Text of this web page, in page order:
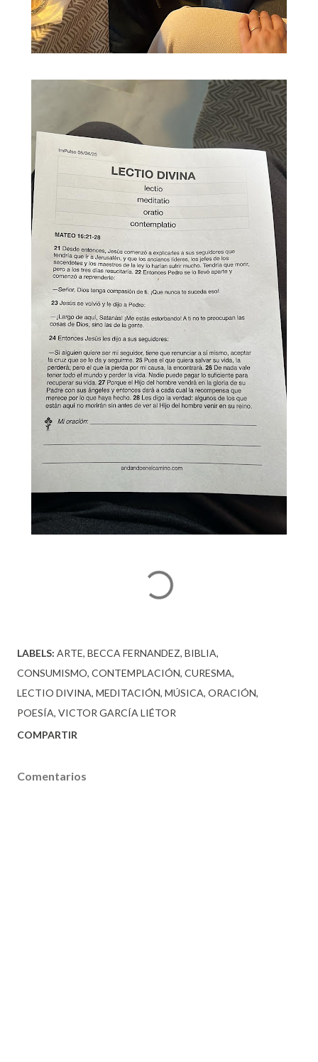
LABELS: ARTE BECCA FERNANDEZ BIBLIA
CONSUMISMO CONTEMPLACIÓN CURESMA
LECTIO DIVINA MEDITACIÓN MÚSICA ORACIÓN
POESÍA VICTOR GARCÍA LIÉTOR
COMPARTIR
Comentarios